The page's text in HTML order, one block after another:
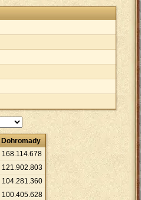
Dohromady
168.114.678
121.902.803
104.281.360
100.405.628